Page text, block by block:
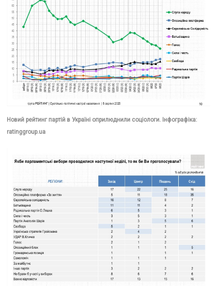
Новий рейтинг партій в Україні оприлюднили соціологи. Інфографіка:
ratinggroup.ua